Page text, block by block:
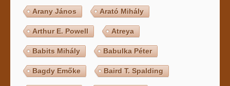
Arany János Arató Mihály
Arthur E. Powell Atreya
Babits Mihály Babulka Péter
Bagdy Emőke Baird T. Spalding